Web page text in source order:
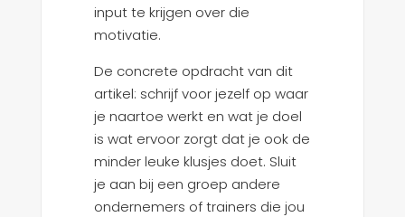
input te krijgen over die
motivatie.
De concrete opdracht van dit
artikel: schrijf voor jezelf op waar
je naartoe werkt en wat je doel
is wat ervoor zorgt dat je ook de
minder leuke klusjes doet. Sluit
je aan bij een groep andere
ondernemers of trainers die jou